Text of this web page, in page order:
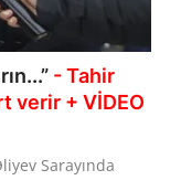
- Tahir
verir + VİDEO
Sarayında